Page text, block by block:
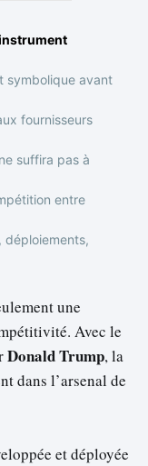
symbolique avant
fournisseurs
suffira pas à
entre
déploiements,
une
Avec le
Donald Trump, la
dans l’arsenal de
et déployée